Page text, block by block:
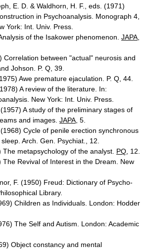
E. D. & Waldhorn, H. F., eds. (1971)
in Psychoanalysis. Monograph 4,
York: Int. Univ. Press.
of the Isakower phenomenon. JAPA
Correlation between "actual" neurosis and
Johson. P. Q, 39.
Awe premature ejaculation. P. Q, 44.
A review of the literature. In:
New York: Int. Univ. Press.
A study of the preliminary stages of
and images. JAPA , 5.
Cycle of penile erection synchronous
Arch. Gen. Psychiat., 12.
The metapsychology of the analyst. PQ , 12.
The Revival of Interest in the Dream. New
F. (1950) Freud: Dictionary of Psycho-
Library.
Children as Individuals. London: Hodder
The Self and Autism. London: Academic
Object constancy and mental